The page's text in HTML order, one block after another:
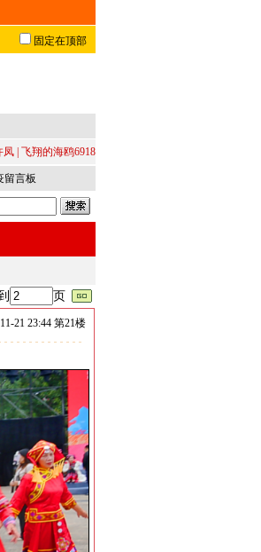
固定在顶部
凤 飞翔的海鸥6918
留言板
页
21 23:44 第21楼